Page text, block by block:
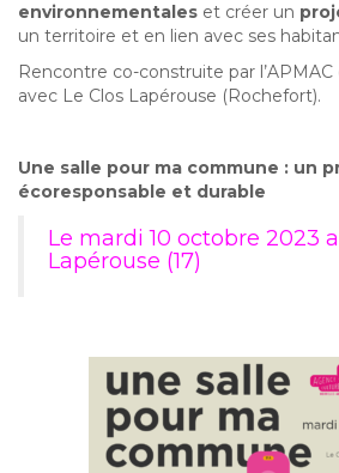
environnementales et créer un
un territoire et en lien avec ses
Rencontre co-construite par l’APMAC
avec Le Clos Lapérouse (Rochefort).
Une salle pour ma commune : un
écoresponsable et durable
Le mardi 10 octobre 2023
Lapérouse (17)